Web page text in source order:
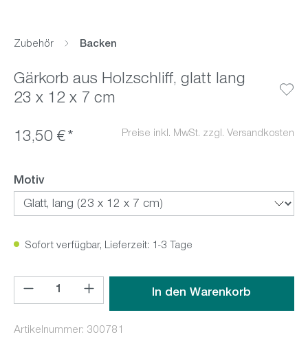
Zubehör Backen
Gärkorb aus Holzschliff, glatt lang
23 x 12 x 7 cm
13,50 €* Preise inkl. MwSt. zzgl. Versandkosten
Motivauswählen
Sofort verfügbar, Lieferzeit: 1-3 Tage
Produkt Anzahl: Gib den gewünschten Wert ein oder
In den Warenkorb
Artikelnummer: 300781